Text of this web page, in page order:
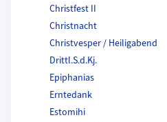
Christfest II
Christnacht
Christvesper / Heiligabend
Drittl.S.d.Kj.
Epiphanias
Erntedank
Estomihi